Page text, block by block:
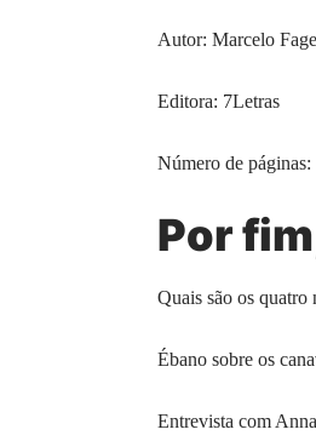
Autor: Marcelo
Editora: 7Letras
Número de páginas:
Por
Quais são os
Ébano sobre os
Entrevista com